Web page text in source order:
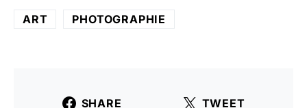
ART PHOTOGRAPHIE
SHARE TWEET